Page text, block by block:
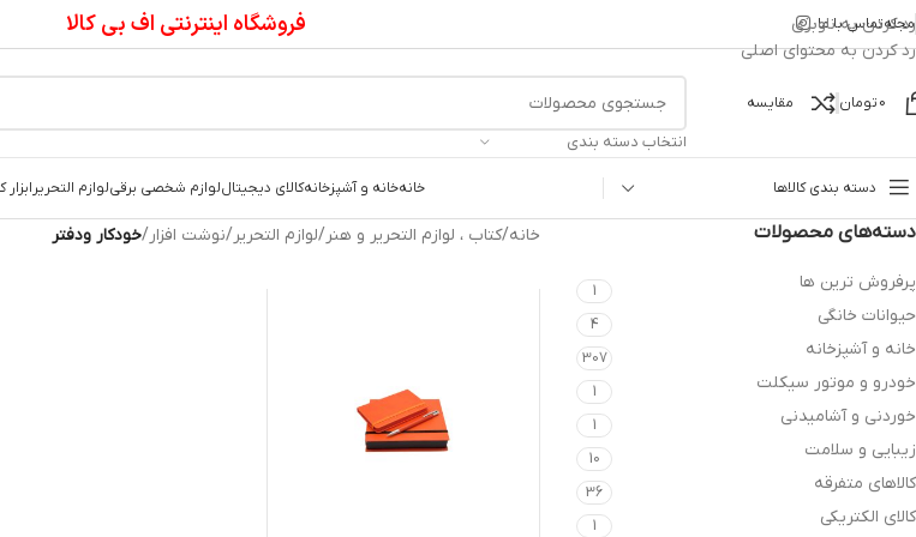
رد کردن به ناوبری
رد کردن به محتوای اصلی
مجلهتماس با ما فروشگاه اینترنتی اف بی کالا
0تومان مقایسه
انتخاب دسته بندی
دسته بندی کالاها خانهخانه و آشپزخانهکالای دیجیتاللوازم شخصی برقیلوازم التحریر
دسته‌های محصولات
پرفروش ترین ها 1
حیوانات خانگی 4
خانه و آشپزخانه 307
خودرو و موتور سیکلت 1
خوردنی و آشامیدنی 1
زیبایی و سلامت 10
کالاهای متفرقه 36
کالای الکتریکی 1
خانه/کتاب ، لوازم التحریر و هنر/لوازم التحریر/نوشت افزار/خودکار ودفتر